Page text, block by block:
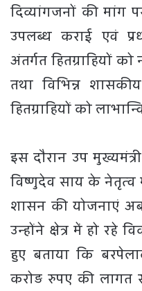
दिव्यांगजनों की मांग
उपलब्ध कराई एवं
अंतर्गत हितग्राहियों
तथा विभिन्न
हितग्राहियों को
इस दौरान उप
विष्णुदेव साय के नेतृत्व
शासन की योजनाएं
उन्होंने क्षेत्र में हो रहे
हुए बताया कि
करोड़ रुपए की